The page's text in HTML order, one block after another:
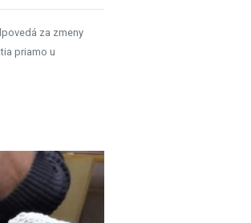
za zmeny
priamo u